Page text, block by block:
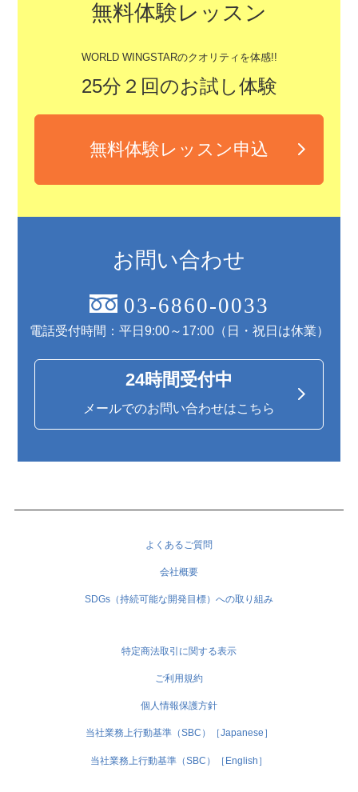
無料体験レッスン
WORLD WINGSTARのクオリティを体感!!
25分２回のお試し体験
無料体験レッスン申込
お問い合わせ
03-6860-0033
電話受付時間：平日9:00～17:00（日・祝日は休業）
24時間受付中
メールでのお問い合わせはこちら
よくあるご質問
会社概要
SDGs（持続可能な開発目標）への取り組み
特定商法取引に関する表示
ご利用規約
個人情報保護方針
当社業務上行動基準（SBC）［Japanese］
当社業務上行動基準（SBC）［English］